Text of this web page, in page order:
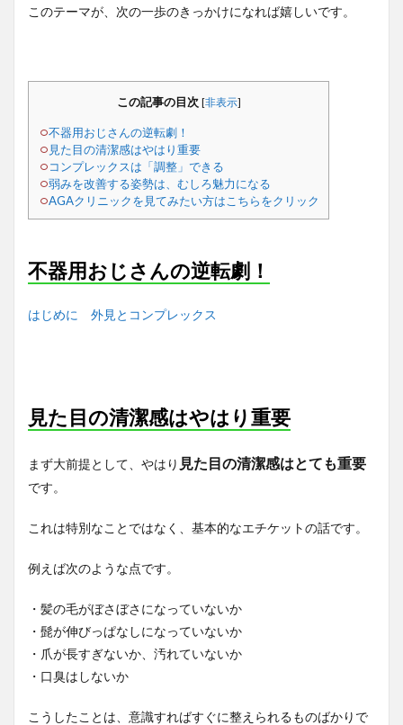
このテーマが、次の一歩のきっかけになれば嬉しいです。
この記事の目次 [非表示]
不器用おじさんの逆転劇！
見た目の清潔感はやはり重要
コンプレックスは「調整」できる
弱みを改善する姿勢は、むしろ魅力になる
AGAクリニックを見てみたい方はこちらをクリック
不器用おじさんの逆転劇！
はじめに 外見とコンプレックス
見た目の清潔感はやはり重要
まず大前提として、やはり 見た目の清潔感はとても重要
です。
これは特別なことではなく、基本的なエチケットの話です。
例えば次のような点です。
・髪の毛がぼさぼさになっていないか
・髭が伸びっぱなしになっていないか
・爪が長すぎないか、汚れていないか
・口臭はしないか
こうしたことは、意識すればすぐに整えられるものばかりで